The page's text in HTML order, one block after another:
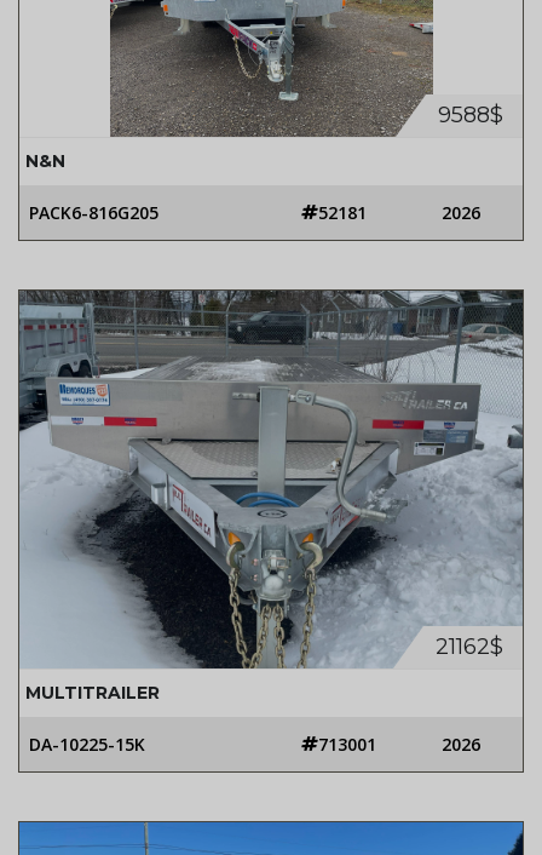
9588$
N&N
PACK6-816G205 52181 2026
21162$
MULTITRAILER
DA-10225-15K 713001 2026